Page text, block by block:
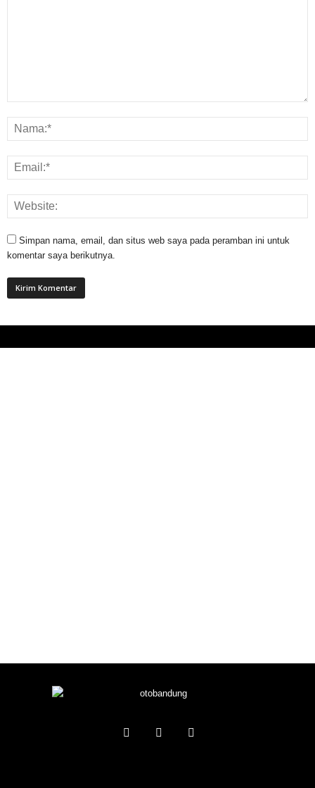
Simpan nama, email, dan situs web saya pada peramban ini untuk
komentar saya berikutnya.